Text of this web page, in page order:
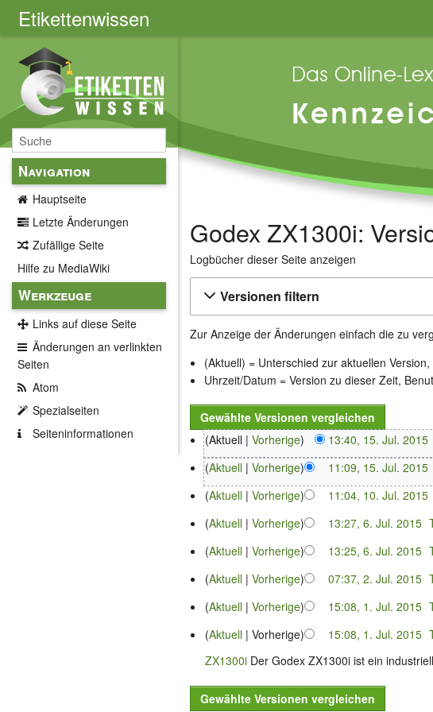
Etikettenwissen
Navigation
Hauptseite
Letzte Änderungen
Zufällige Seite
Hilfe zu MediaWiki
Werkzeuge
Links auf diese Seite
Änderungen an verlinkten
Seiten
Atom
Spezialseiten
Seiten­informationen
Godex ZX1300i:
Logbücher dieser Seite anzeigen
Versionen filtern
Zur Anzeige der Änderungen einfach die zu
(Aktuell) = Unterschied zur aktuellen
Uhrzeit/Datum = Version zu dieser Zeit,
Aktuell Vorherige 13:40, 15. Jul. 2015‎
Aktuell
Vorherige 11:09, 15. Jul. 2015‎
Aktuell
Vorherige 11:04, 10. Jul. 2015‎
Aktuell
Vorherige 13:27, 6. Jul. 2015‎
Aktuell
Vorherige 13:25, 6. Jul. 2015‎
Aktuell
Vorherige 07:37, 2. Jul. 2015‎
Aktuell
Vorherige 15:08, 1. Jul. 2015‎
Aktuell
Vorherige 15:08, 1. Jul. 2015‎
ZX1300iDer Godex ZX1300i ist ein